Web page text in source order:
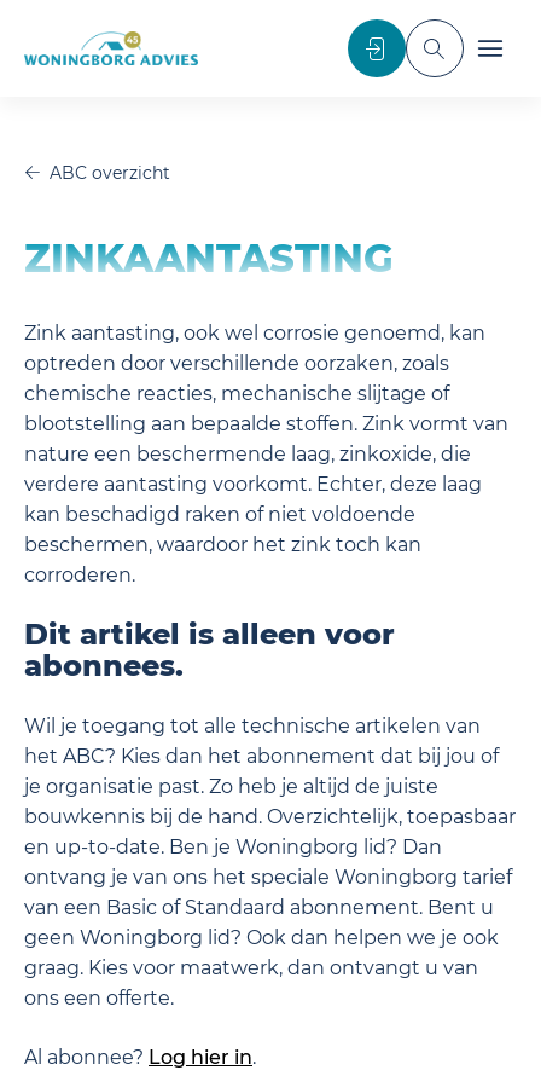
InloggenToggle
ABC overzicht
ZINKAANTASTING
Zink aantasting, ook wel corrosie genoemd, kan
optreden door verschillende oorzaken, zoals
chemische reacties, mechanische slijtage of
blootstelling aan bepaalde stoffen. Zink vormt van
nature een beschermende laag, zinkoxide, die
verdere aantasting voorkomt. Echter, deze laag
kan beschadigd raken of niet voldoende
beschermen, waardoor het zink toch kan
corroderen.
Dit artikel is alleen voor
abonnees.
Wil je toegang tot alle technische artikelen van
het ABC? Kies dan het abonnement dat bij jou of
je organisatie past. Zo heb je altijd de juiste
bouwkennis bij de hand. Overzichtelijk, toepasbaar
en up-to-date. Ben je Woningborg lid? Dan
ontvang je van ons het speciale Woningborg tarief
van een Basic of Standaard abonnement. Bent u
geen Woningborg lid? Ook dan helpen we je ook
graag. Kies voor maatwerk, dan ontvangt u van
ons een offerte.
Al abonnee? Log hier in.